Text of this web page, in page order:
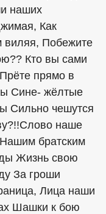
наших
Как
виляя, Побежите
Кто вы сами
прямо в
Сине- жёлтые
Сильно чешутся
наше
братским
Жизнь свою
За гроши
Лица наши
Шашки к бою